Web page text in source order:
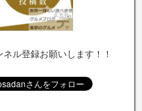
ル登録お願いします！！